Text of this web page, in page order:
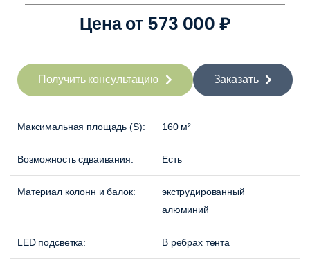
Цена от 573 000 ₽
Получить консультацию Заказать
Максимальная площадь (S): 160 м²
Возможность сдваивания: Есть
Материал колонн и балок:
экструдированный
алюминий
LED подсветка: В ребрах тента